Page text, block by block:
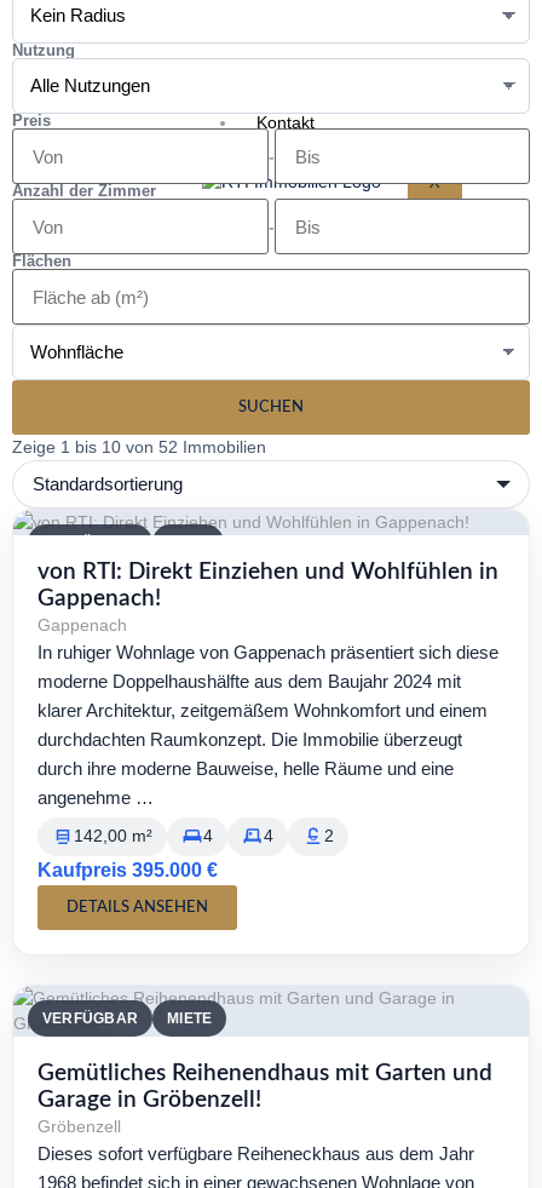
Kontakt
X
Nutzung
Preis
-
Anzahl der Zimmer
-
Flächen
SUCHEN
Zeige 1 bis 10 von 52 Immobilien
von RTI: Direkt Einziehen und Wohlfühlen in
Gappenach!
Gappenach
In ruhiger Wohnlage von Gappenach präsentiert sich diese
moderne Doppelhaushälfte aus dem Baujahr 2024 mit
klarer Architektur, zeitgemäßem Wohnkomfort und einem
durchdachten Raumkonzept. Die Immobilie überzeugt
durch ihre moderne Bauweise, helle Räume und eine
angenehme …
142,00 m² 4 4 2
Kaufpreis 395.000 €
DETAILS ANSEHEN
VERFÜGBAR MIETE
Gemütliches Reihenendhaus mit Garten und
Garage in Gröbenzell!
Gröbenzell
Dieses sofort verfügbare Reiheneckhaus aus dem Jahr
1968 befindet sich in einer gewachsenen Wohnlage von